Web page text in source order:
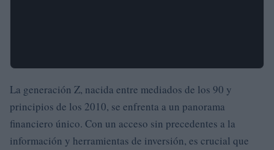
La generación Z, nacida entre mediados de los 90 y
principios de los 2010, se enfrenta a un panorama
financiero único. Con un acceso sin precedentes a la
información y herramientas de inversión, es crucial que